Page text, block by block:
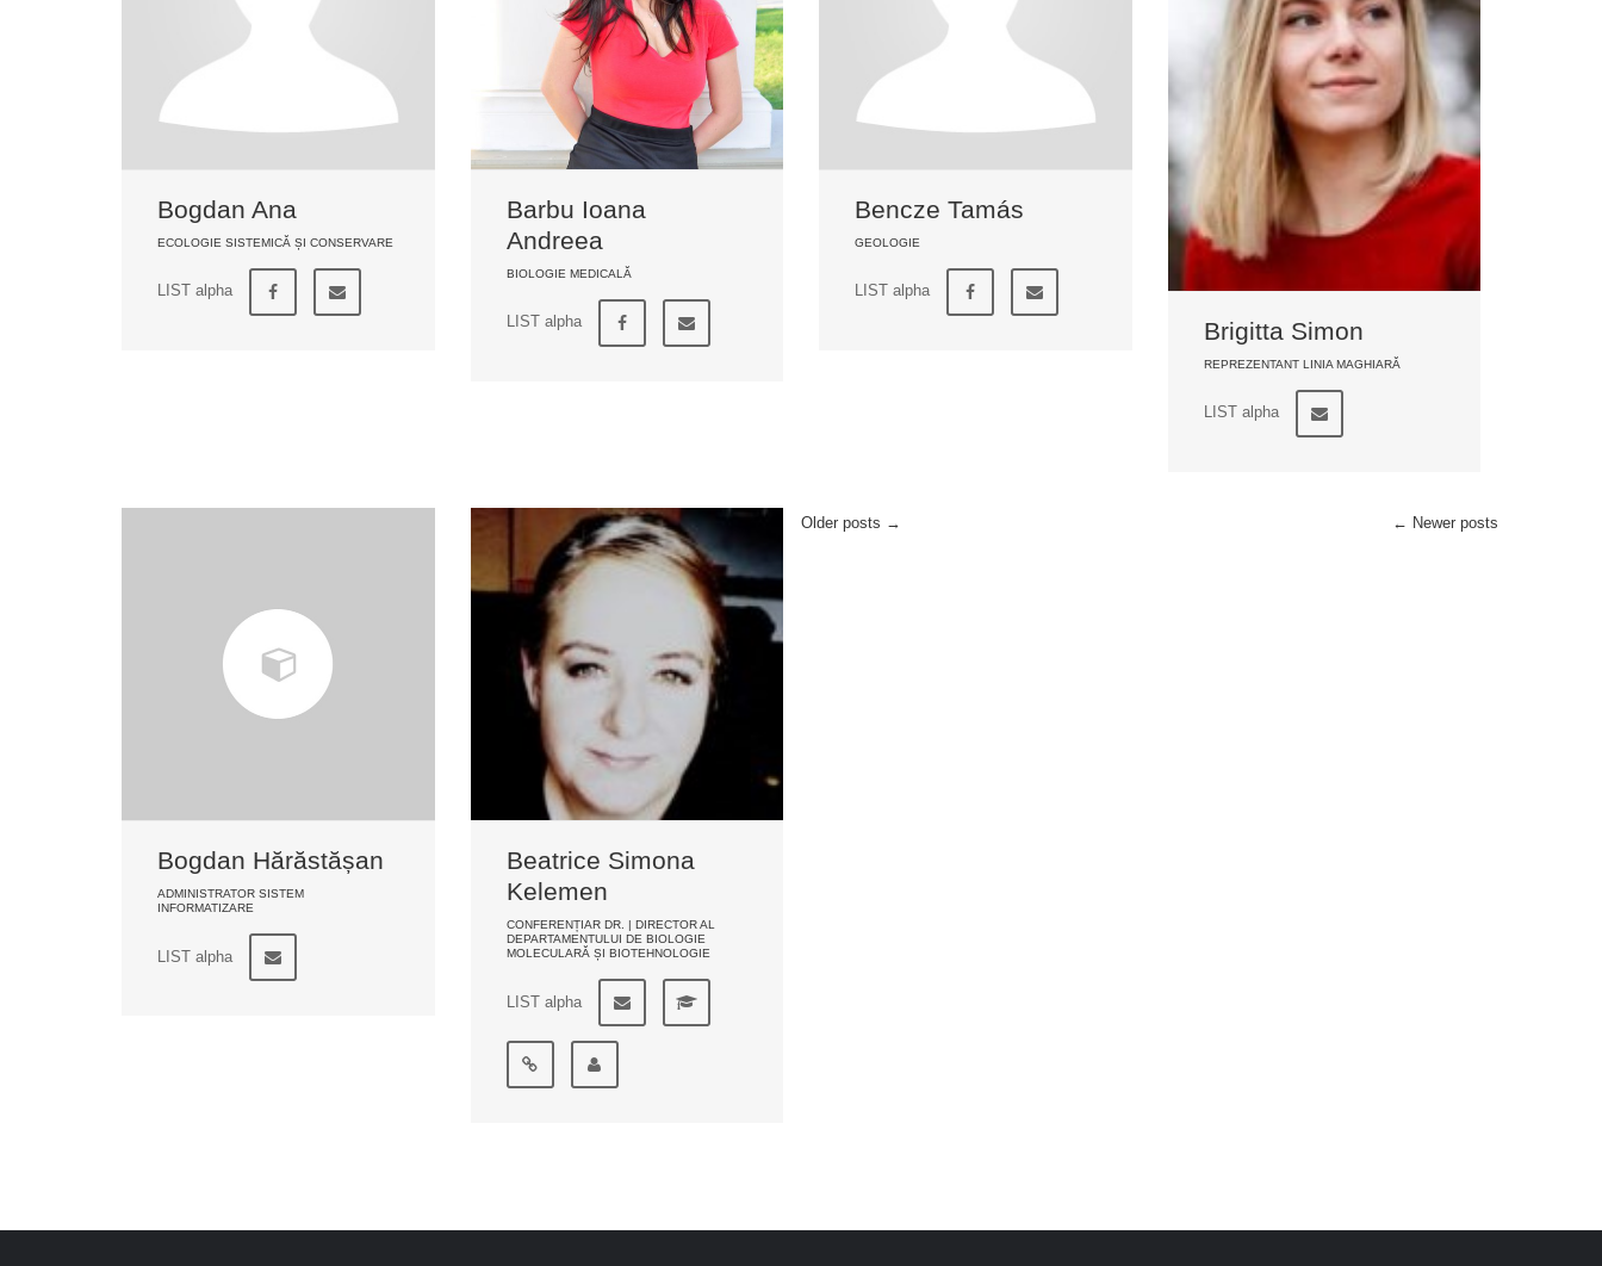
Bogdan Ana
ECOLOGIE SISTEMICĂ ȘI CONSERVARE
LIST alpha
Barbu Ioana
Andreea
BIOLOGIE MEDICALĂ
LIST alpha
Bencze Tamás
GEOLOGIE
LIST alpha
Brigitta Simon
REPREZENTANT LINIA MAGHIARĂ
LIST alpha
Bogdan Hărăstășan
ADMINISTRATOR SISTEM
INFORMATIZARE
LIST alpha
Beatrice Simona
Kelemen
CONFERENȚIAR DR. | DIRECTOR AL
DEPARTAMENTULUI DE BIOLOGIE
MOLECULARĂ ȘI BIOTEHNOLOGIE
LIST alpha
Older posts → ← Newer posts